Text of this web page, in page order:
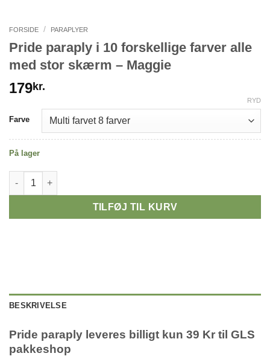
FORSIDE / PARAPLYER
Pride paraply i 10 forskellige farver alle
med stor skærm – Maggie
179kr.
Farve
RYD
På lager
Pride paraply i 10 forskellige farver alle med stor skærm -
TILFØJ TIL KURV
Alternative:
BESKRIVELSE
Pride paraply leveres billigt kun 39 Kr til GLS
pakkeshop